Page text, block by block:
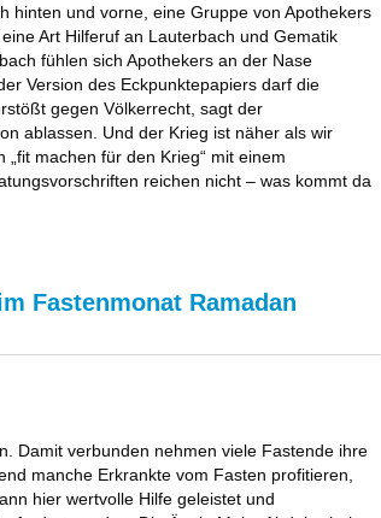
hinten und vorne, eine Gruppe von Apothekers
Art Hilferuf an Lauterbach und Gematik
fühlen sich Apothekers an der Nase
Version des Eckpunktepapiers darf die
gegen Völkerrecht, sagt der
ablassen. Und der Krieg ist näher als wir
machen für den Krieg“ mit einem
reichen nicht – was kommt da
Fastenmonat Ramadan
Damit verbunden nehmen viele Fastende ihre
manche Erkrankte vom Fasten profitieren,
hier wertvolle Hilfe geleistet und